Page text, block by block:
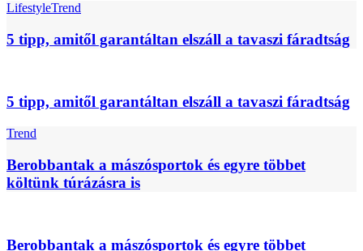
LifestyleTrend
5 tipp, amitől garantáltan elszáll a tavaszi fáradtság
5 tipp, amitől garantáltan elszáll a tavaszi fáradtság
Trend
Berobbantak a mászósportok és egyre többet
költünk túrázásra is
Berobbantak a mászósportok és egyre többet